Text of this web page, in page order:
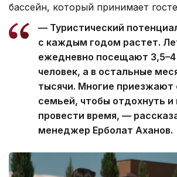
бассейн, который принимает
— Туристический
с каждым годом растет.
ежедневно посещают 3,5–4
человек, а в остальные
тысячи. Многие приезжают
семьей, чтобы отдохнуть и
провести время, —
менеджер Ерболат Аханов.